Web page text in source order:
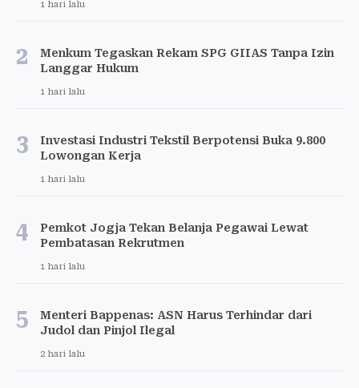
1 hari lalu
2
Menkum Tegaskan Rekam SPG GIIAS Tanpa Izin
Langgar Hukum
1 hari lalu
3
Investasi Industri Tekstil Berpotensi Buka 9.800
Lowongan Kerja
1 hari lalu
4
Pemkot Jogja Tekan Belanja Pegawai Lewat
Pembatasan Rekrutmen
1 hari lalu
5
Menteri Bappenas: ASN Harus Terhindar dari
Judol dan Pinjol Ilegal
2 hari lalu